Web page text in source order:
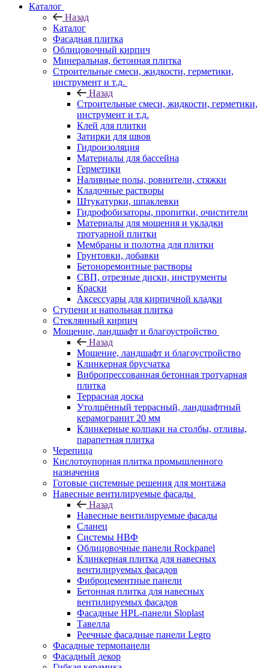
Каталог
Назад
Каталог
Фасадная плитка
Облицовочный кирпич
Минеральная, бетонная плитка
Строительные смеси, жидкости, герметики,
инструмент и т.д.
Назад
Строительные смеси, жидкости, герметики,
инструмент и т.д.
Клей для плитки
Затирки для швов
Гидроизоляция
Материалы для бассейна
Герметики
Наливные полы, ровнители, стяжки
Кладочные растворы
Штукатурки, шпаклевки
Гидрофобизаторы, пропитки, очистители
Материалы для мощения и укладки
тротуарной плитки
Мембраны и полотна для плитки
Грунтовки, добавки
Бетоноремонтные растворы
СВП, отрезные диски, инструменты
Краски
Аксессуары для кирпичной кладки
Ступени и напольная плитка
Cтеклянный кирпич
Мощение, ландшафт и благоустройство
Назад
Мощение, ландшафт и благоустройство
Клинкерная брусчатка
Вибропрессованная бетонная тротуарная
плитка
Террасная доска
Утолщённый террасный, ландшафтный
керамогранит 20 мм
Клинкерные колпаки на столбы, отливы,
парапетная плитка
Черепица
Кислотоупорная плитка промышленного
назначения
Готовые системные решения для монтажа
Навесные вентилируемые фасады
Назад
Навесные вентилируемые фасады
Сланец
Системы НВФ
Облицовочные панели Rockpanel
Клинкерная плитка для навесных
вентилируемых фасадов
Фиброцементные панели
Бетонная плитка для навесных
вентилируемых фасадов
Фасадные HPL-панели Sloplast
Тавелла
Реечные фасадные панели Legro
Фасадные термопанели
Фасадный декор